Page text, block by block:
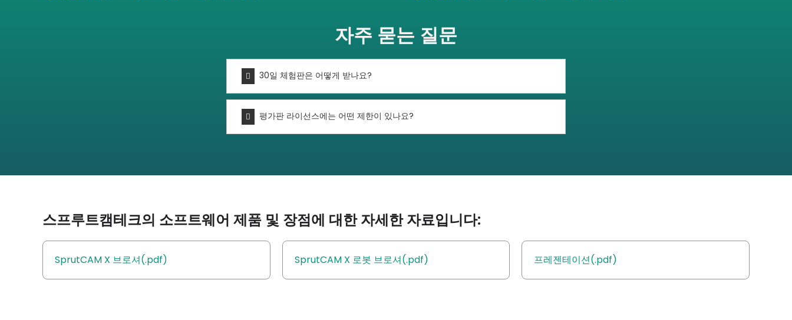
자주 묻는 질문
30일 체험판은 어떻게 받나요?
평가판 라이선스에는 어떤 제한이 있나요?
스프루트캠테크의 소프트웨어 제품 및 장점에 대한 자세한 자료입니다:
SprutCAM X 브로셔(.pdf) SprutCAM X 로봇 브로셔(.pdf) 프레젠테이션(.pdf)